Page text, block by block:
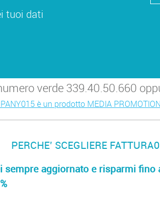
tuoi dati
verde 339.40.50.660
è un prodotto MEDIA
PERCHE’ SCEGLIERE
sempre aggiornato e risparmi fino